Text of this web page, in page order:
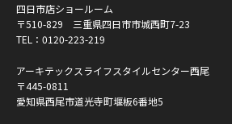
四日市店ショールーム
〒510-829 三重県四日市市城西町7-23
TEL： 0120-223-219
アーキテックスライフスタイルセンター西尾
〒445-0811
愛知県西尾市道光寺町堰板6番地5